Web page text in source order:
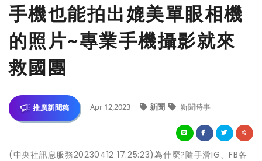
手機也能拍出媲美單眼相機
的照片~專業手機攝影就來
救國團
推廣新聞稿 Apr 12,2023 新聞 新聞時事
(中央社訊息服務20230412 17:25:23)為什麼?隨手滑IG、FB各